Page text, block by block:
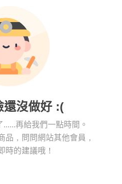
還沒做好 :(
再給我們一點時間。
品，問問網站其他會員，
時的建議哦！